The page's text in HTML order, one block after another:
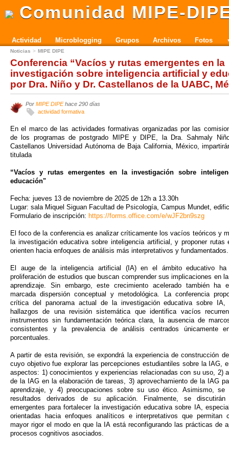
Comunidad MIPE-
Actividad Microblogging Grupos Archivos Fotos
Noticias MIPE DIPE
Conferencia “Vacíos y rutas emergentes en la
investigación sobre inteligencia artificial y
por Dra. Niño y Dr. Castellanos de la UABC,
Por MIPE DIPE hace 290 días
actividad formativa
En el marco de las actividades formativas organizadas por las
de los programas de postgrado MIPE y DIPE, la Dra. Sahmaly
Castellanos Universidad Autónoma de Baja California, México,
titulada
“Vacíos y rutas emergentes en la investigación sobre
educación"
Fecha: jueves 13 de noviembre de 2025 de 12h a 13.30h
Lugar: sala Miquel Siguan Facultad de Psicología, Campus Mundet,
Formulario de inscripción: https://forms.office.com/e/wJF2bn9szg
El foco de la conferencia es analizar críticamente los vacíos teóricos y
la investigación educativa sobre inteligencia artificial, y proponer rutas
orienten hacia enfoques de análisis más interpretativos y fundamentados.
El auge de la inteligencia artificial (IA) en el ámbito educativo ha
proliferación de estudios que buscan comprender sus implicaciones en
aprendizaje. Sin embargo, este crecimiento acelerado también ha
marcada dispersión conceptual y metodológica. La conferencia
crítica del panorama actual de la investigación educativa sobre
hallazgos de una revisión sistemática que identifica vacíos
instrumentos sin fundamentación teórica clara, la ausencia de
consistentes y la prevalencia de análisis centrados únicamente
porcentuales.
A partir de esta revisión, se expondrá la experiencia de construcción
cuyo objetivo fue explorar las percepciones estudiantiles sobre la IAG,
aspectos: 1) conocimientos y experiencias relacionadas con su uso, 2)
de la IAG en la elaboración de tareas, 3) aprovechamiento de la IAG
aprendizaje, y 4) preocupaciones sobre su uso ético. Asimismo, se
resultados derivados de su aplicación. Finalmente, se
emergentes para fortalecer la investigación educativa sobre IA,
orientadas hacia enfoques analíticos e interpretativos que permitan
mayor rigor el modo en que la IA está reconfigurando las prácticas de
procesos cognitivos asociados.